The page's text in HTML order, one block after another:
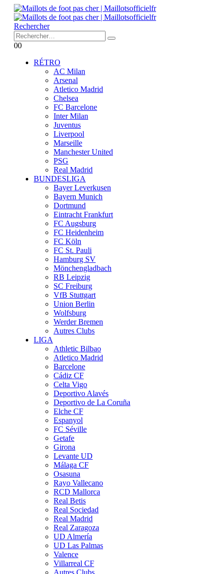
Rechercher
00
RÉTRO
AC Milan
Arsenal
Atletico Madrid
Chelsea
FC Barcelone
Inter Milan
Juventus
Liverpool
Marseille
Manchester United
PSG
Real Madrid
BUNDESLIGA
Bayer Leverkusen
Bayern Munich
Dortmund
Eintracht Frankfurt
FC Augsburg
FC Heidenheim
FC Köln
FC St. Pauli
Hamburg SV
Mönchengladbach
RB Leipzig
SC Freiburg
VfB Stuttgart
Union Berlin
Wolfsburg
Werder Bremen
Autres Clubs
LIGA
Athletic Bilbao
Atletico Madrid
Barcelone
Cádiz CF
Celta Vigo
Deportivo Alavés
Deportivo de La Coruña
Elche CF
Espanyol
FC Séville
Getafe
Girona
Levante UD
Málaga CF
Osasuna
Rayo Vallecano
RCD Mallorca
Real Betis
Real Sociedad
Real Madrid
Real Zaragoza
UD Almería
UD Las Palmas
Valence
Villarreal CF
Autres Clubs